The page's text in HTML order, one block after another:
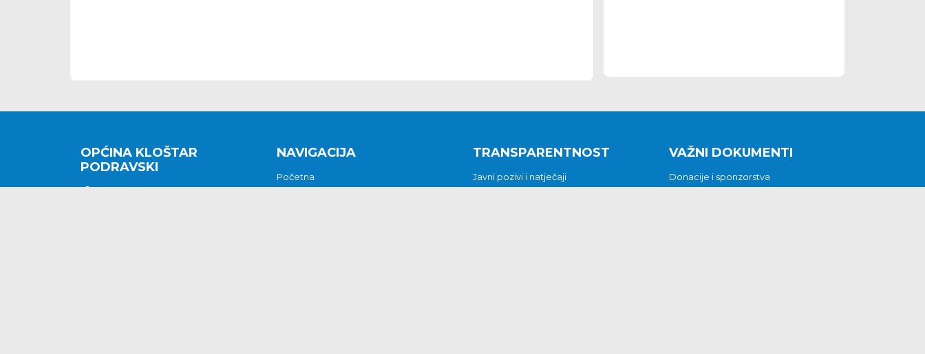
OPĆINA KLOŠTAR
PODRAVSKI
NAVIGACIJA
Početna
TRANSPARENTNOST
Javni pozivi i natječaji
VAŽNI DOKUMENTI
Donacije i sponzorstva